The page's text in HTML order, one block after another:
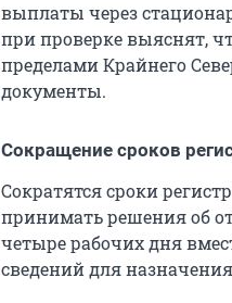
выплаты через
при проверке выяснят,
пределами Крайнего
документы.
Сокращение сроков
Сократятся сроки
принимать решения об
четыре рабочих дня
сведений для